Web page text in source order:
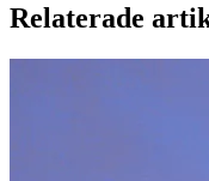
Relaterade